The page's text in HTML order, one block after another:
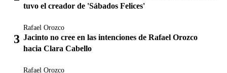
tuvo el creador de 'Sábados Felices'
Rafael Orozco
Jacinto no cree en las intenciones de Rafael Orozco
hacia Clara Cabello
Rafael Orozco